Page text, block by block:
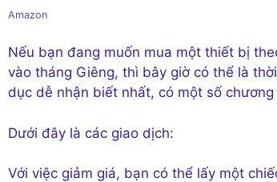
Amazon
Nếu bạn đang muốn mua một thiết bị
vào tháng Giêng, thì bây giờ có thể là
dục dễ nhận biết nhất, có một số
Dưới đây là các giao dịch:
Với việc giảm giá, bạn có thể lấy một